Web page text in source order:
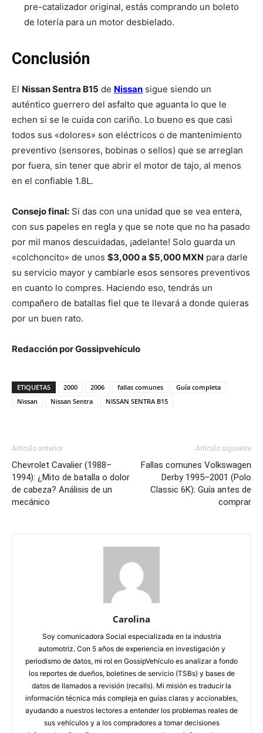
pre-catalizador original, estás comprando un boleto
de lotería para un motor desbielado.
Conclusión
El Nissan Sentra B15 de Nissan sigue siendo un
auténtico guerrero del asfalto que aguanta lo que le
echen si se le cuida con cariño. Lo bueno es que casi
todos sus «dolores» son eléctricos o de mantenimiento
preventivo (sensores, bobinas o sellos) que se arreglan
por fuera, sin tener que abrir el motor de tajo, al menos
en el confiable 1.8L.
Consejo final: Si das con una unidad que se vea entera,
con sus papeles en regla y que se note que no ha pasado
por mil manos descuidadas, ¡adelante! Solo guarda un
«colchoncito» de unos $3,000 a $5,000 MXN para darle
su servicio mayor y cambiarle esos sensores preventivos
en cuanto lo compres. Haciendo eso, tendrás un
compañero de batallas fiel que te llevará a donde quieras
por un buen rato.
Redacción por Gossipvehículo
ETIQUETAS 2000 2006 fallas comunes
Guía completa
Nissan
Nissan Sentra NISSAN SENTRA B15
Artículo anterior
Chevrolet Cavalier (1988–
1994): ¿Mito de batalla o dolor
de cabeza? Análisis de un
mecánico
Artículo siguiente
Fallas comunes Volkswagen
Derby 1995–2001 (Polo
Classic 6K): Guía antes de
comprar
Carolina
Soy comunicadora Social especializada en la industria
automotriz. Con 5 años de experiencia en investigación y
periodismo de datos, mi rol en GossipVehículo es analizar a fondo
los reportes de dueños, boletines de servicio (TSBs) y bases de
datos de llamados a revisión (recalls). Mi misión es traducir la
información técnica más compleja en guías claras y accionables,
ayudando a nuestros lectores a entender los problemas reales de
sus vehículos y a los compradores a tomar decisiones